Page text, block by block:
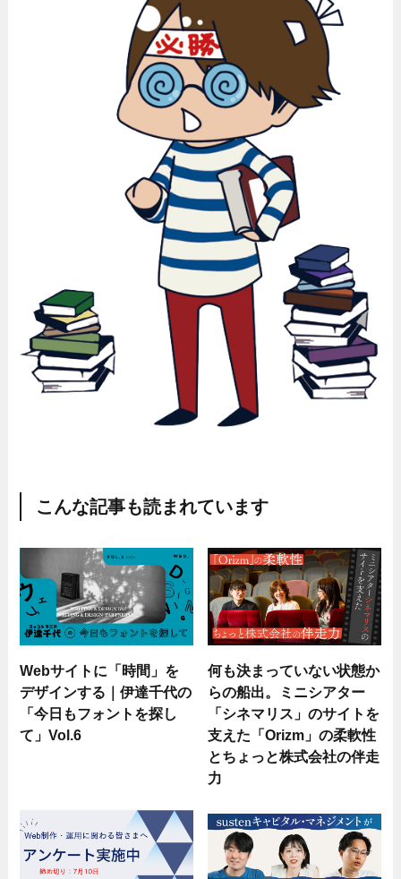
こんな記事も読まれています
Webサイトに「時間」を
デザインする｜伊達千代の
「今日もフォントを探し
て」Vol.6
何も決まっていない状態か
らの船出。ミニシアター
「シネマリス」のサイトを
支えた「Orizm」の柔軟性
とちょっと株式会社の伴走
力